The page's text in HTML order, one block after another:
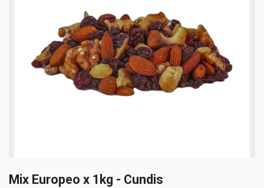
Mix Europeo x 1kg - Cundis